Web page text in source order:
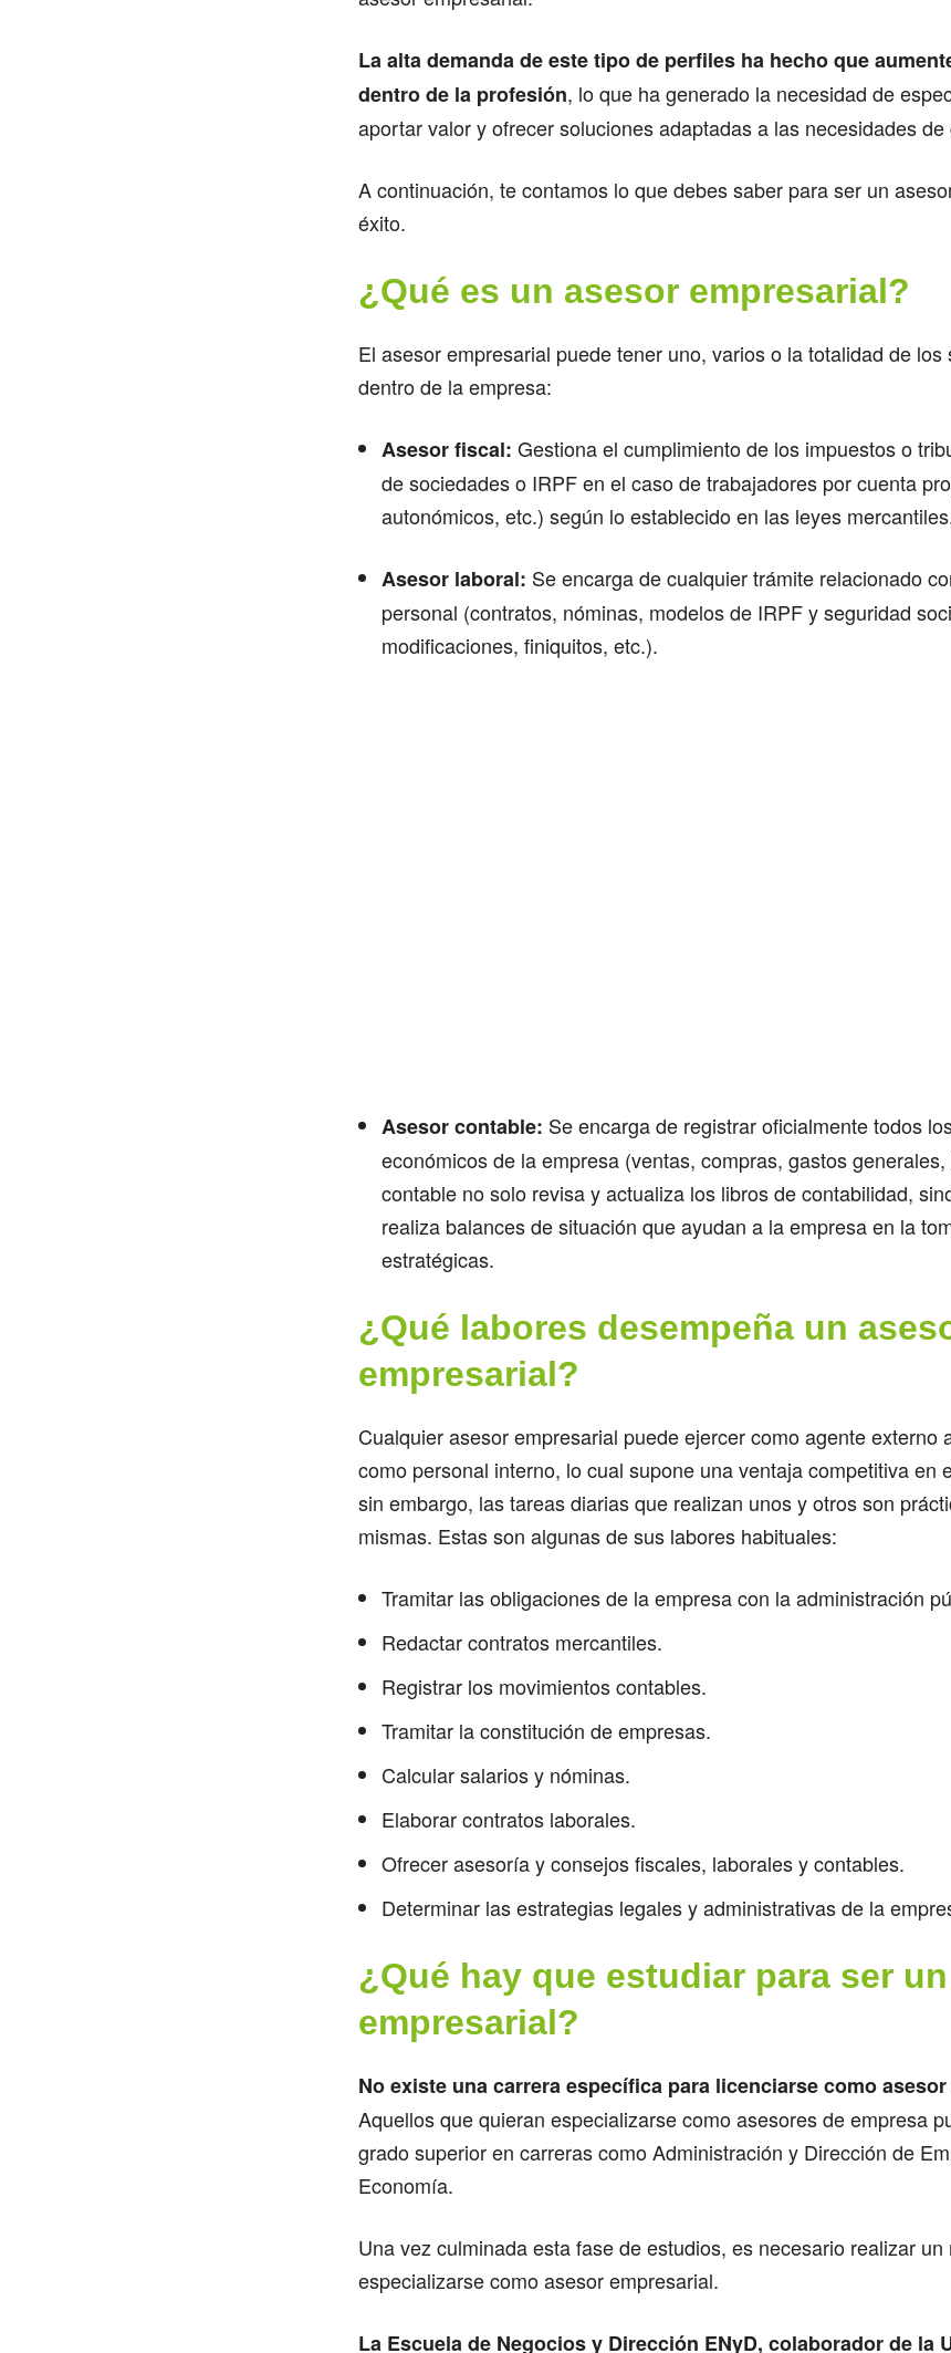
La alta demanda de este tipo de perfiles ha hecho que
dentro de la profesión, lo que ha generado la necesidad de
aportar valor y ofrecer soluciones adaptadas a las necesidades
A continuación, te contamos lo que debes saber para ser un
éxito.
¿Qué es un asesor empresarial?
El asesor empresarial puede tener uno, varios o la totalidad de
dentro de la empresa:
Asesor fiscal: Gestiona el cumplimiento de los impuestos o
de sociedades o IRPF en el caso de trabajadores por cuenta
autonómicos, etc.) según lo establecido en las leyes
Asesor laboral: Se encarga de cualquier trámite relacionado
personal (contratos, nóminas, modelos de IRPF y seguridad
modificaciones, finiquitos, etc.).
Asesor contable: Se encarga de registrar oficialmente todos
económicos de la empresa (ventas, compras, gastos
contable no solo revisa y actualiza los libros de contabilidad,
realiza balances de situación que ayudan a la empresa en la
estratégicas.
¿Qué labores desempeña un
empresarial?
Cualquier asesor empresarial puede ejercer como agente externo
como personal interno, lo cual supone una ventaja competitiva en
sin embargo, las tareas diarias que realizan unos y otros son
mismas. Estas son algunas de sus labores habituales:
Tramitar las obligaciones de la empresa con la administración
Redactar contratos mercantiles.
Registrar los movimientos contables.
Tramitar la constitución de empresas.
Calcular salarios y nóminas.
Elaborar contratos laborales.
Ofrecer asesoría y consejos fiscales, laborales y contables.
Determinar las estrategias legales y administrativas de la
¿Qué hay que estudiar para ser
empresarial?
No existe una carrera específica para licenciarse como
Aquellos que quieran especializarse como asesores de empresa
grado superior en carreras como Administración y Dirección de
Economía.
Una vez culminada esta fase de estudios, es necesario realizar un
especializarse como asesor empresarial.
La Escuela de Negocios y Dirección ENyD, colaborador de la